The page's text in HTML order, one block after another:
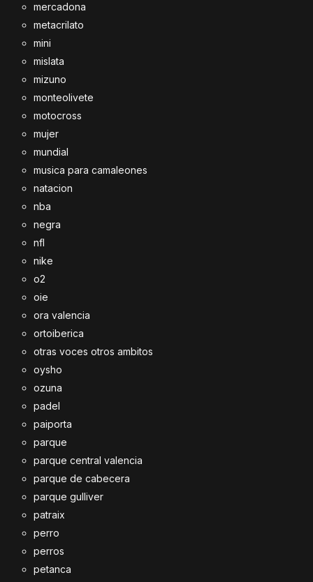
mercadona
metacrilato
mini
mislata
mizuno
monteolivete
motocross
mujer
mundial
musica para camaleones
natacion
nba
negra
nfl
nike
o2
oie
ora valencia
ortoiberica
otras voces otros ambitos
oysho
ozuna
padel
paiporta
parque
parque central valencia
parque de cabecera
parque gulliver
patraix
perro
perros
petanca